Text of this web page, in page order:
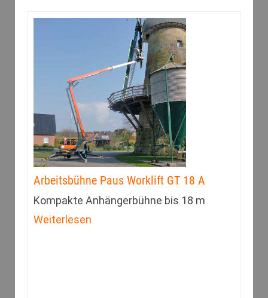
Arbeitsbühne Paus Worklift GT 18 A
Kompakte Anhängerbühne bis 18 m
Weiterlesen